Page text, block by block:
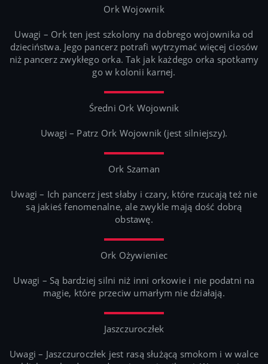
Ork Wojownik
Uwagi – Ork ten jest szkolony na dobrego wojownika od
dzieciństwa. Jego pancerz potrafi wytrzymać więcej ciosów
niż pancerz zwykłego orka. Tak jak każdego orka spotkamy
go w kolonii karnej.
Średni Ork Wojownik
Uwagi – Patrz Ork Wojownik (jest silniejszy).
Ork Szaman
Uwagi – Ich pancerz jest słaby i czary, które rzucają też nie
są jakieś fenomenalne, ale zwykle mają dość dobrą
obstawę.
Ork Ożywieniec
Uwagi – Są bardziej silni niż inni orkowie i nie podatni na
magie, które przeciw umarłym nie działają.
Jaszczuroczłek
Uwagi – Jaszczuroczłek jest rasą służącą smokom i w walce